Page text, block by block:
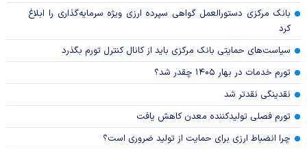
بانک مرکزی دستورالعمل گواهی سپرده ارزی ویژه سرمایه‌گذاری را ابلاغ
کرد
سیاست‌های حمایتی بانک مرکزی باید از کانال کنترل تورم بگذرد
تورم خدمات در بهار ۱۴۰۵ چقدر شد؟
نقدینگی نقدتر شد
تورم فصلی تولیدکننده معدن کاهش یافت
چرا انضباط ارزی برای حمایت از تولید ضروری است؟